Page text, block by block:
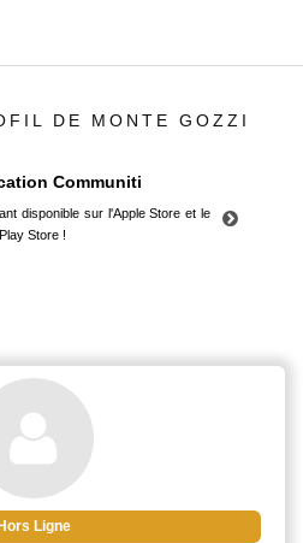
DE MONTE GOZZI
Communiti
disponible sur l'Apple Store et le
Store !
Store !
Hors Ligne